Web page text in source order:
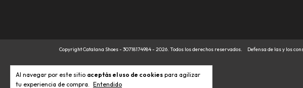
Al navegar por este sitio aceptás el uso de cookies para agilizar
tu experiencia de compra. Entendido
Copyright Catalana Shoes - 30718174984 - 2026. Todos los derechos reservados. Defensa de las y los